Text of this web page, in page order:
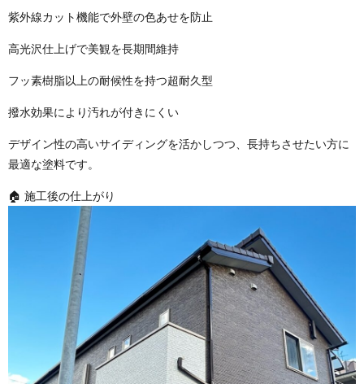
紫外線カット機能で外壁の色あせを防止
高光沢仕上げで美観を長期間維持
フッ素樹脂以上の耐候性を持つ超耐久型
撥水効果により汚れが付きにくい
デザイン性の高いサイディングを活かしつつ、長持ちさせたい方に
最適な塗料です。
🏠 施工後の仕上がり